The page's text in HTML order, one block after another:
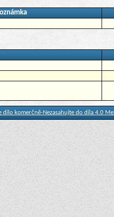
dílo komerčně-Nezasahujte do díla 4.0